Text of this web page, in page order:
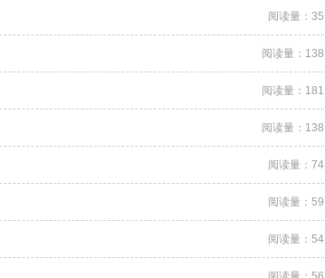
阅读量：35
阅读量：138
阅读量：181
阅读量：138
阅读量：74
阅读量：59
阅读量：54